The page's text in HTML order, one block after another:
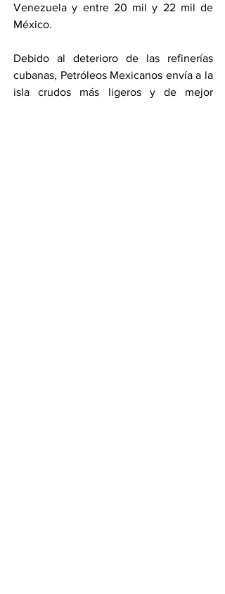
Venezuela y entre 20 mil y 22 mil de
México.
Debido al deterioro de las refinerías
cubanas, Petróleos Mexicanos envía a la
isla crudos más ligeros y de mejor